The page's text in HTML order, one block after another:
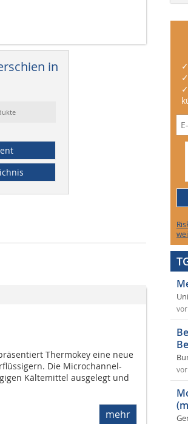
in
Thermokey eine neue
Die Microchannel-
Kältemittel ausgelegt und
mehr